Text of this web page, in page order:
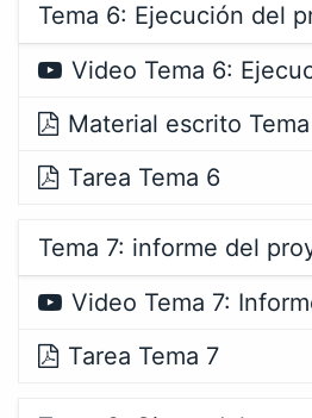
Tema 6: Ejecución del
Video Tema 6:
Material escrito
Tarea Tema 6
Tema 7: informe del
Video Tema 7:
Tarea Tema 7